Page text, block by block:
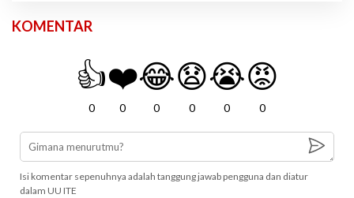
KOMENTAR
👍
0
❤️
0
😂
0
😧
0
😭
0
😡
0
Isi komentar sepenuhnya adalah tanggung jawab pengguna dan diatur
dalam UU ITE